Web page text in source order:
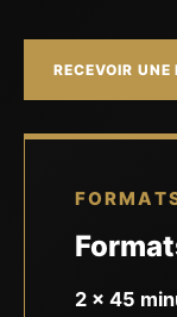
RECEVOIR UNE
2 × 45